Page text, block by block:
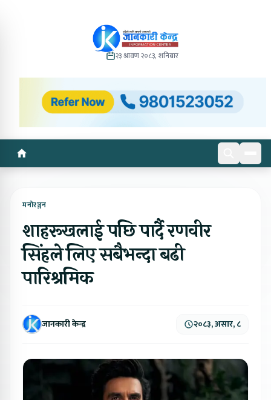
२३ श्रावण २०८३, शनिबार
मनोरञ्जन
शाहरूखलाई पछि पार्दै रणवीर
सिंहले लिए सबैभन्दा बढी
पारिश्रमिक
जानकारी केन्द्र २०८३, असार, ८